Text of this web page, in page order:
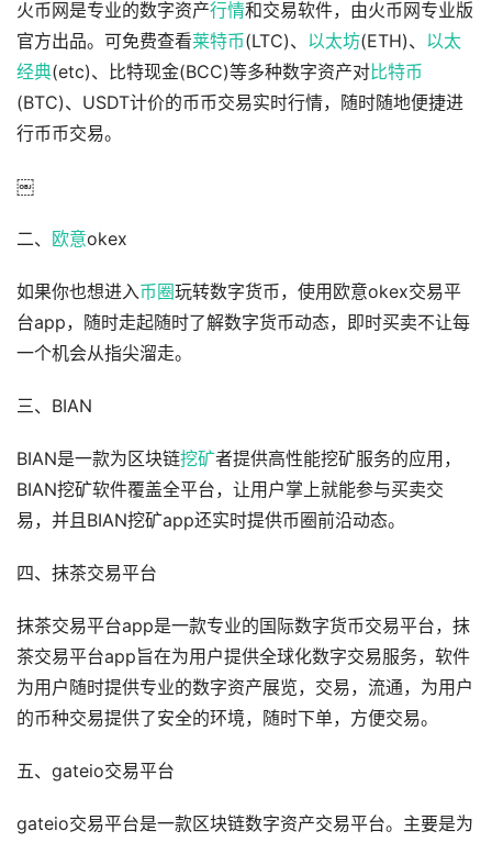
火币网是专业的数字资产行情和交易软件，由火币网专业版
官方出品。可免费查看莱特币(LTC)、 以太坊(ETH)、 以太
经典(etc)、比特现金(BCC)等多种数字资产对比特币
(BTC)、USDT计价的币币交易实时行情，随时随地便捷进
行币币交易。
￼
二、 欧意okex
如果你也想进入币圈玩转数字货币，使用欧意okex交易平
台app，随时走起随时了解数字货币动态，即时买卖不让每
一个机会从指尖溜走。
三、BIAN
BIAN是一款为区块链挖矿者提供高性能挖矿服务的应用，
BIAN挖矿软件覆盖全平台，让用户掌上就能参与买卖交
易，并且BIAN挖矿app还实时提供币圈前沿动态。
四、抹茶交易平台
抹茶交易平台app是一款专业的国际数字货币交易平台，抹
茶交易平台app旨在为用户提供全球化数字交易服务，软件
为用户随时提供专业的数字资产展览，交易，流通，为用户
的币种交易提供了安全的环境，随时下单，方便交易。
五、gateio交易平台
gateio交易平台是一款区块链数字资产交易平台。主要是为